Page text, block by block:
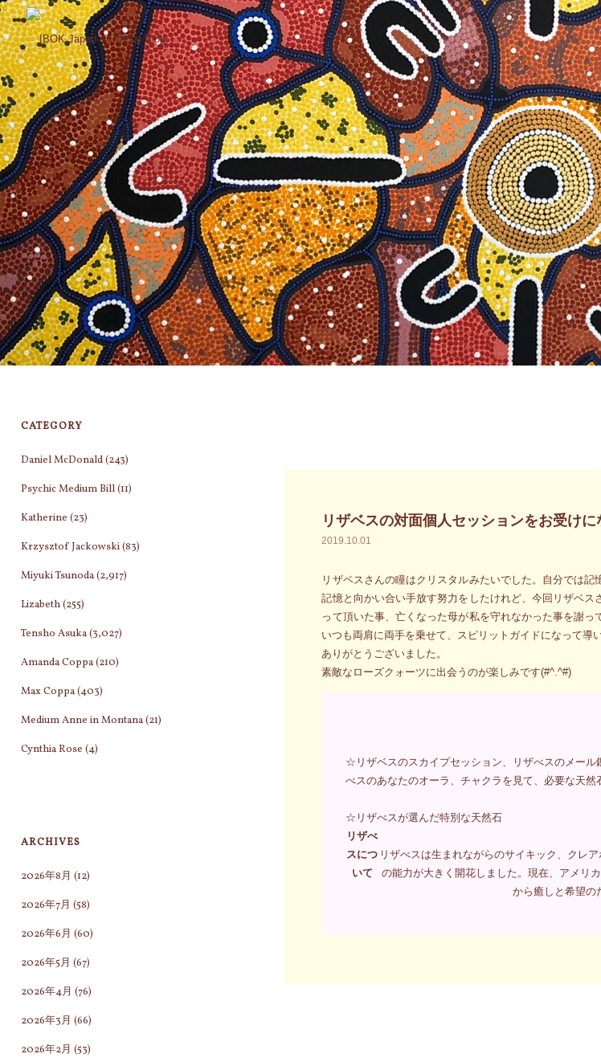
コ
ン
テ
ン
ツ
へ
ス
キ
ッ
プ
リザベスの対面個人セッションをお受けに
2019.10.01
リザベスさんの瞳はクリスタルみたいでした。自分では
記憶と向かい合い手放す努力をしたけれど、今回リザベ
って頂いた事、亡くなった母が私を守れなかった事を謝
いつも両肩に両手を乗せて、スピリットガイドになって導
ありがとうございました。
素敵なローズクォーツに出会うのが楽しみです(#^.^#)
☆リザベスのスカイプセッション、リザべスのメー
べスのあなたのオーラ、チャクラを見て、必要な天
☆リザべスが選んだ特別な天然石
リザべ
スにつ
いて
リザべスは生まれながらのサイキック、クレ
の能力が大きく開花しました。現在、アメリ
から癒しと希望の
CATEGORY
Daniel McDonald(243)
Psychic Medium Bill(11)
Katherine (23)
Krzysztof Jackowski(83)
Miyuki Tsunoda(2,917)
Lizabeth(255)
Tensho Asuka(3,027)
Amanda Coppa(210)
Max Coppa(403)
Medium Anne in Montana(21)
Cynthia Rose (4)
ARCHIVES
2026年8月 (12)
2026年7月 (58)
2026年6月 (60)
2026年5月 (67)
2026年4月 (76)
2026年3月 (66)
2026年2月 (53)